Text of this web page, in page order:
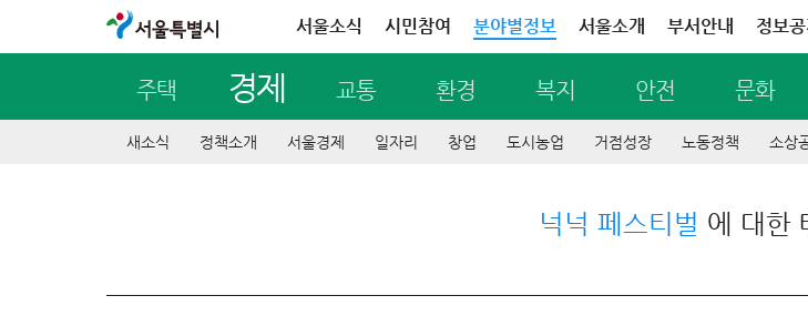
서울특별시 서울소식 시민참여 분야별정보 서울소개 부서안내 정보공
주택 경제 교통 환경 복지 안전 문화
새소식 정책소개 서울경제 일자리 창업 도시농업 거점성장 노동정책 소상
넉넉 페스티벌 에 대한